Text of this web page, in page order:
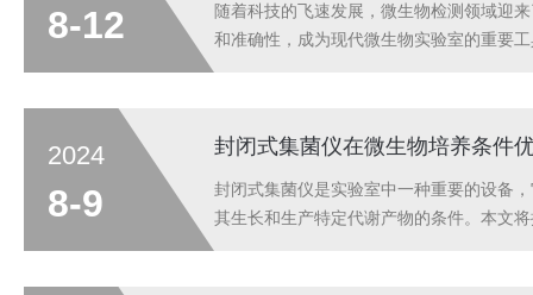
8-12
随着科技的飞速发展，微生物检测领域迎
和准确性，成为现代微生物实验室的重要
2024
8-9
封闭式集菌仪在微生物培养条件
封闭式集菌仪是实验室中一种重要的设备
其生长和生产特定代谢产物的条件。本文